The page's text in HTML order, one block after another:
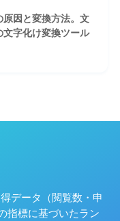
原因と変換方法。文
字化け変換ツール
データ（閲覧数・申
指標に基づいたラン